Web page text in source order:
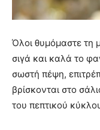
Όλοι θυμόμαστε τη
σιγά και καλά το
σωστή πέψη,
βρίσκονται στο
του πεπτικού